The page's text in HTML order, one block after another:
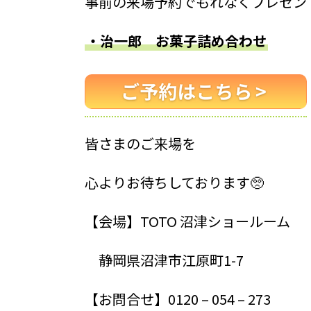
・治一郎 お菓子詰め合わせ
皆さまのご来場を
心よりお待ちしております🥺
【会場】TOTO 沼津ショールーム
静岡県沼津市江原町1-7
【お問合せ】0120 – 054 – 273